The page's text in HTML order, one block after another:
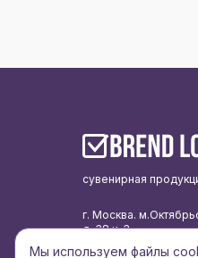
сувенирная
г. Москва.
д. 38 к. 3
подписаться на
Мы используем файлы